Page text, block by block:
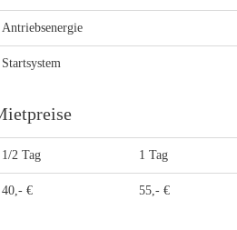
Antriebsenergie
Startsystem
1/2 Tag 1 Tag
40,- € 55,- €